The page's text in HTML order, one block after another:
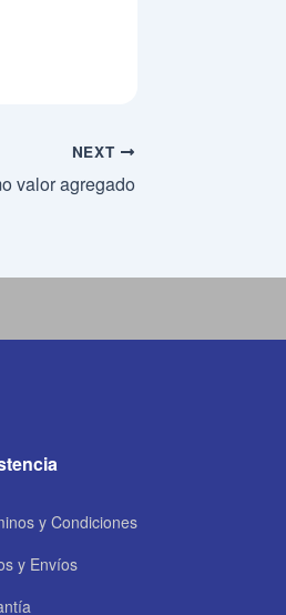
NEXT
valor agregado
y Condiciones
y Envíos